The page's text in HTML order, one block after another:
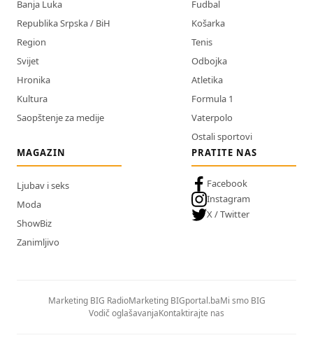
Banja Luka
Republika Srpska / BiH
Region
Svijet
Hronika
Kultura
Saopštenje za medije
Fudbal
Košarka
Tenis
Odbojka
Atletika
Formula 1
Vaterpolo
Ostali sportovi
MAGAZIN
Ljubav i seks
Moda
ShowBiz
Zanimljivo
PRATITE NAS
Facebook
Instagram
X / Twitter
Marketing BIG RadioMarketing BIGportal.baMi smo BIG
Vodič oglašavanjaKontaktirajte nas